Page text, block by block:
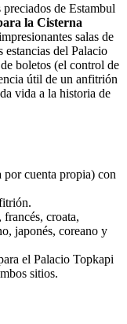
de Estambul
la Cisterna
salas de
estancias del Palacio
boletos (el control de
útil de un anfitrión
vida a la historia de
por cuenta propia) con
croata,
japonés, coreano y
el Palacio Topkapi
sitios.